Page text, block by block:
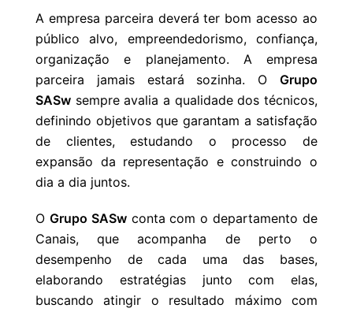
A empresa parceira deverá ter bom acesso ao
público alvo, empreendedorismo, confiança,
organização e planejamento. A empresa
parceira jamais estará sozinha. O Grupo
SASw sempre avalia a qualidade dos técnicos,
definindo objetivos que garantam a satisfação
de clientes, estudando o processo de
expansão da representação e construindo o
dia a dia juntos.
O Grupo SASwconta com o departamento de
Canais, que acompanha de perto o
desempenho de cada uma das bases,
elaborando estratégias junto com elas,
buscando atingir o resultado máximo com